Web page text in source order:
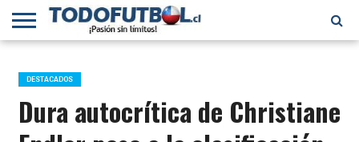
PRIMERA
B
SELECCIÓN
CHILENA
CHILENOS
EN EL
MUNDO
FÚTBOL
INTERNACIONAL
DESTACADOS
Dura autocrítica de Christiane